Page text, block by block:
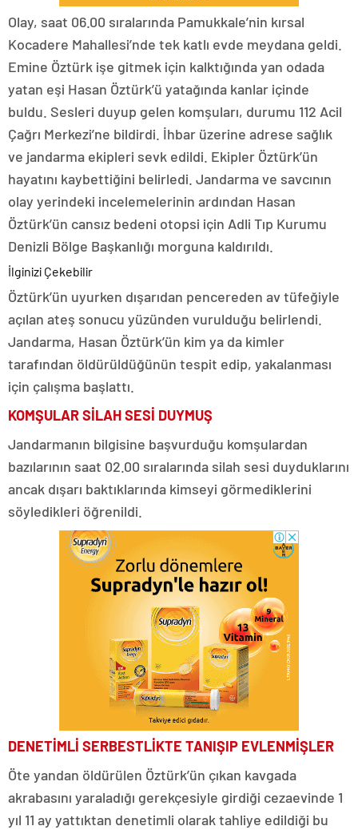
Olay, saat 06.00 sıralarında Pamukkale’nin kırsal
Kocadere Mahallesi’nde tek katlı evde meydana geldi.
Emine Öztürk işe gitmek için kalktığında yan odada
yatan eşi Hasan Öztürk’ü yatağında kanlar içinde
buldu. Sesleri duyup gelen komşuları, durumu 112 Acil
Çağrı Merkezi’ne bildirdi. İhbar üzerine adrese sağlık
ve jandarma ekipleri sevk edildi. Ekipler Öztürk’ün
hayatını kaybettiğini belirledi. Jandarma ve savcının
olay yerindeki incelemelerinin ardından Hasan
Öztürk’ün cansız bedeni otopsi için Adli Tıp Kurumu
Denizli Bölge Başkanlığı morguna kaldırıldı.
İlginizi Çekebilir
Öztürk’ün uyurken dışarıdan pencereden av tüfeğiyle
açılan ateş sonucu yüzünden vurulduğu belirlendi.
Jandarma, Hasan Öztürk’ün kim ya da kimler
tarafından öldürüldüğünün tespit edip, yakalanması
için çalışma başlattı.
KOMŞULAR SİLAH SESİ DUYMUŞ
Jandarmanın bilgisine başvurduğu komşulardan
bazılarının saat 02.00 sıralarında silah sesi duyduklarını
ancak dışarı baktıklarında kimseyi görmediklerini
söyledikleri öğrenildi.
DENETİMLİ SERBESTLİKTE TANIŞIP EVLENMİŞLER
Öte yandan öldürülen Öztürk’ün çıkan kavgada
akrabasını yaraladığı gerekçesiyle girdiği cezaevinde 1
yıl 11 ay yattıktan denetimli olarak tahliye edildiği bu